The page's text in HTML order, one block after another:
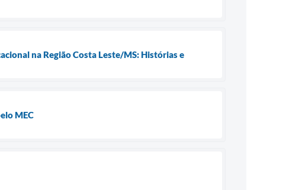
na Região Costa Leste/MS: Histórias e
MEC